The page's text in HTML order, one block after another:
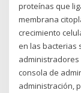
proteínas que
membrana
crecimiento
en las bacterias
administradores
consola de
administración,